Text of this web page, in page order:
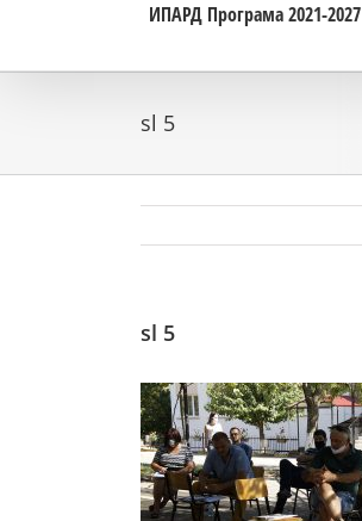
ИПАРД Програма 2021-2027
sl 5
sl 5